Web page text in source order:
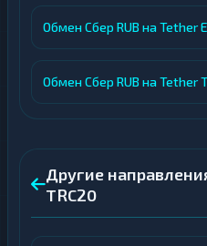
Обмен Сбер RUB на Tether
Обмен Сбер RUB на Tether
Другие
TRC20